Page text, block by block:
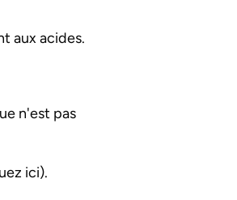
aux acides.
n'est pas
ici).